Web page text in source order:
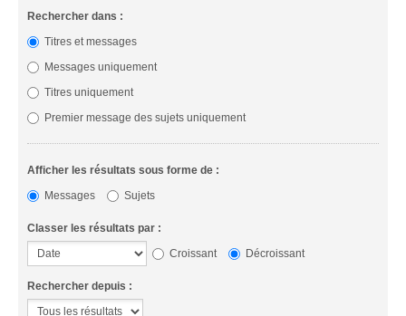
Rechercher dans :
Titres et messages
Messages uniquement
Titres uniquement
Premier message des sujets uniquement
Afficher les résultats sous forme de :
Messages
Sujets
Classer les résultats par :
Croissant
Décroissant
Rechercher depuis :